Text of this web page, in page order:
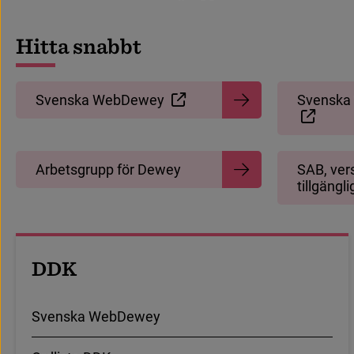
Hittasnabbt
Svenska WebDewey
(Länktill annan webb pla as önster)
Svenska
Lä
Arbetsgruppför Dewey SAB, ver
ti gäng i
Undersidor
DDK
Svenska WebDewey